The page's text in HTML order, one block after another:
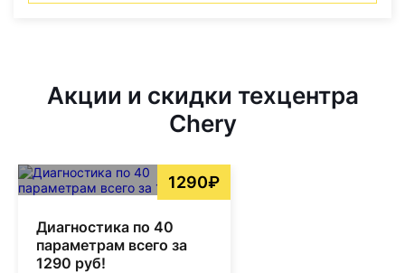
Акции и скидки техцентра
Chery
1290₽
Диагностика по 40
параметрам всего за
1290 руб!